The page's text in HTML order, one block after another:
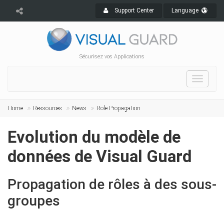
Support Center Language
Sécurisez vos Applications
Toggle
Home Ressources News Role Propagation
Evolution du modèle de
données de Visual Guard
Propagation de rôles à des sous-
groupes